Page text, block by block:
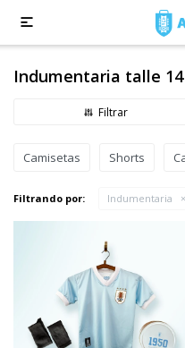

Indumentaria talle 14
Camisetas Shorts
Filtrando por: Indumentaria